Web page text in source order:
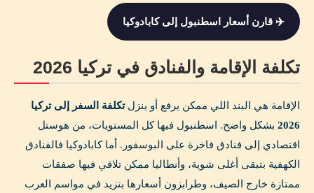
✈️ قارن أسعار اسطنبول إلى كابادوكيا
تكلفة الإقامة والفنادق في تركيا 2026
الإقامة هي البند اللي ممكن يرفع أو ينزلتكلفة السفر إلى تركيا
2026 بشكل واضح. اسطنبول فيها كل المستويات، من هوستل
اقتصادي إلى فنادق فاخرة على البوسفور. أما كابادوكيا فالفنادق
الكهفية بتبقى أغلى شوية، وأنطاليا ممكن تلاقي فيها صفقات
ممتازة خارج الصيف، وطرابزون أسعارها بتزيد في مواسم العرب